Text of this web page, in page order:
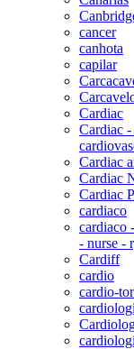
cancer
canhota
capilar
Cardiac
Cardiac
Cardiac
Cardiac
Cardiac
cardiaco
cardiaco
- nurse -
Cardiff
cardio
cardio-